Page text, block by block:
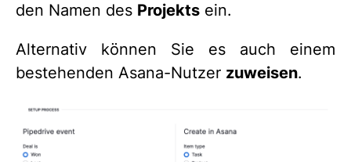
den Namen des Projekts ein.
Alternativ können Sie es auch einem
bestehenden Asana-Nutzer zuweisen.